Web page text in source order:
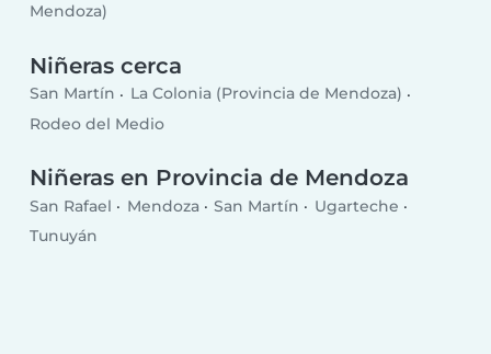
Mendoza)
Niñeras cerca
San Martín
La Colonia (Provincia de Mendoza)
Rodeo del Medio
Niñeras en Provincia de Mendoza
San Rafael Mendoza San Martín
Ugarteche
Tunuyán